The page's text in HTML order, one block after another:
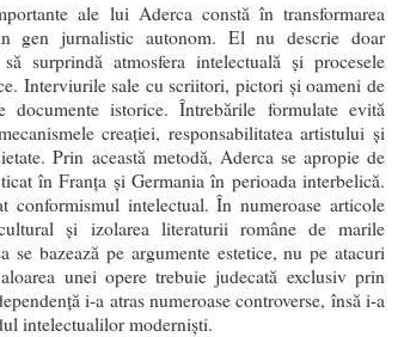
ale lui Aderca constă în transformarea
gen jurnalistic autonom. El nu descrie doar
surprindă atmosfera intelectuală și procesele
Interviurile sale cu scriitori, pictori și oameni de
documente istorice. Întrebările formulate evită
creației, responsabilitatea artistului și
Prin această metodă, Aderca se apropie de
în Franța și Germania în perioada interbelică.
conformismul intelectual. În numeroase articole
și izolarea literaturii române de marile
se bazează pe argumente estetice, nu pe atacuri
unei opere trebuie judecată exclusiv prin
i-a atras numeroase controverse, însă i-a
intelectualilor moderniști.